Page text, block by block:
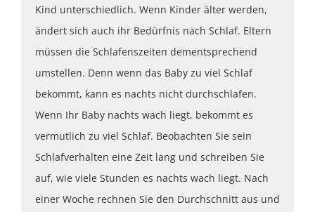
Kind unterschiedlich. Wenn Kinder älter werden,
ändert sich auch ihr Bedürfnis nach Schlaf. Eltern
müssen die Schlafenszeiten dementsprechend
umstellen. Denn wenn das Baby zu viel Schlaf
bekommt, kann es nachts nicht durchschlafen.
Wenn Ihr Baby nachts wach liegt, bekommt es
vermutlich zu viel Schlaf. Beobachten Sie sein
Schlafverhalten eine Zeit lang und schreiben Sie
auf, wie viele Stunden es nachts wach liegt. Nach
einer Woche rechnen Sie den Durchschnitt aus und